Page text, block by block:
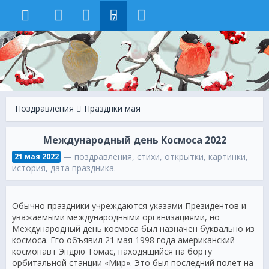
7
Поздравления Празднки мая
Международный день Космоса 2022
21 мая 2022 — поздравления, стихи, открытки, картинки,
история, дата праздника.
Обычно праздники учреждаются указами Президентов и
уважаемыми международными организациями, но
Международный день космоса был назначен буквально из
космоса. Его объявил 21 мая 1998 года американский
космонавт Эндрю Томас, находящийся на борту
орбитальной станции «Мир». Это был последний полет на